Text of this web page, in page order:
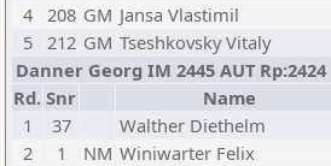
4 208 GM Jansa Vlastimil
5 212 GM Tseshkovsky Vitaly
Danner Georg IM 2445 AUT Rp:2424
Rd. Snr Name
1
37 Walther Diethelm
2
1 NM Winiwarter Felix